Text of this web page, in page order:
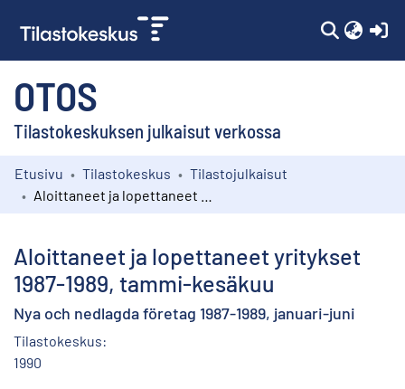
OTOS
Tilastokeskuksen julkaisut verkossa
Kokoelmat
Etusivu Tilastokeskus
Tilastojulkaisut
Aloittaneet ja lopettaneet yritykset
1987-1989, tammi-kesäkuu
Nya och nedlagda företag 1987-1989, januari-juni
Tilastokeskus:
1990